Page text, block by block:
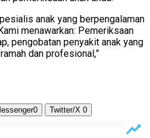
anak yang berpengalaman
menawarkan: Pemeriksaan
pengobatan penyakit anak yang
dan profesional,”
0 Twitter/X 0